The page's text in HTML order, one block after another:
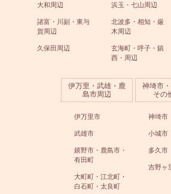
大和周辺
諸富・川副・東与
賀周辺
久保田周辺
浜玉・七山周辺
北波多・相知・厳
木周辺
玄海町・呼子・鎮
西・周辺
伊万里・武雄・鹿
島市周辺
伊万里市
武雄市
嬉野市・鹿島市・
有田町
大町町・江北町・
白石町・太良町
神埼市
その
神埼市
小城市
多久市
吉野ヶ